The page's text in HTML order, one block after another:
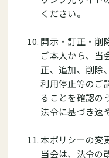
ください。
開示・訂正・削
ご本人から、当
正、追加、削除、
利用停止等のご
ることを確認の
法令に基づき速
本ポリシーの変
当会は、法令の